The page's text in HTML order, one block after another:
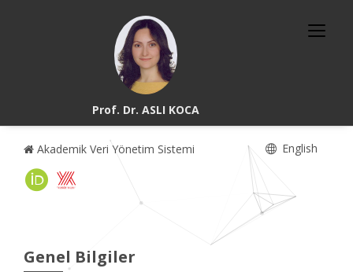
Prof. Dr. ASLI KOCA
Akademik Veri Yönetim Sistemi English
Genel Bilgiler